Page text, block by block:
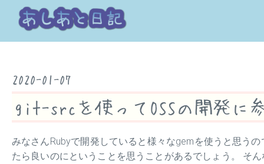
2020-01-07
git-srcを使ってOSSの開発に
みなさんRubyで開発していると様々なgemを使うと思う
たら良いのにということを思うことがあるでしょう。 そ